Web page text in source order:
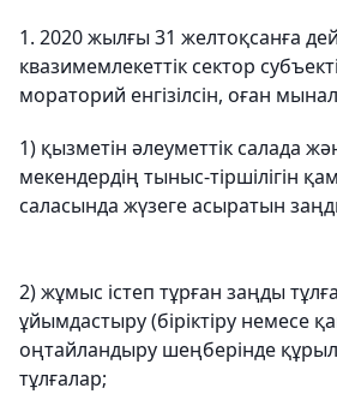
1. 2020 жылғы 31 желтоқсанға
квазимемлекеттік сектор
мораторий енгізілсін, оған
1) қызметін әлеуметтік салада
мекендердің тыныс-тіршілігін
саласында жүзеге асыратын
2) жұмыс істеп тұрған заңды
ұйымдастыру (біріктіру немесе
оңтайландыру шеңберінде
тұлғалар;